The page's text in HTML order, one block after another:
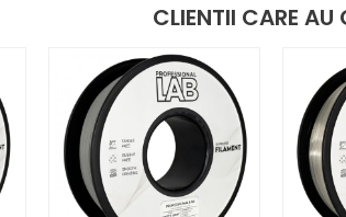
CLIENTII CARE